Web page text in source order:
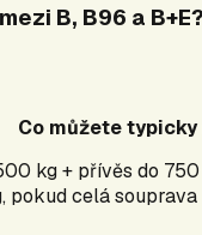
B, B96 a B+E?
Co můžete
kg + přívěs do
pokud celá